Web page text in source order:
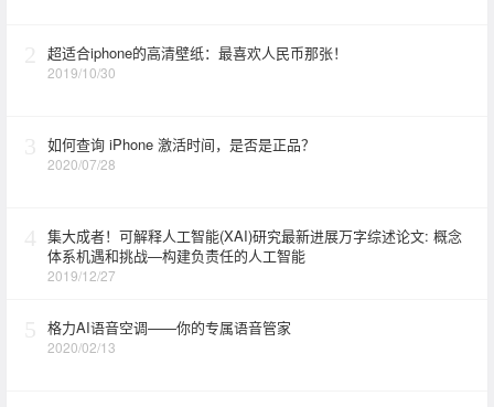
超适合iphone的高清壁纸：最喜欢人民币那张！
2019/10/30
如何查询 iPhone 激活时间，是否是正品？
2020/07/28
集大成者！可解释人工智能(XAI)研究最新进展万字综述论文: 概念
体系机遇和挑战—构建负责任的人工智能
2019/12/27
格力AI语音空调——你的专属语音管家
2020/02/13